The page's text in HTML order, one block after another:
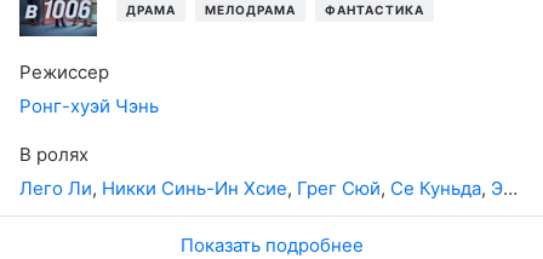
ДРАМА МЕЛОДРАМА ФАНТАСТИКА
Режиссер
Ронг-хуэй Чэнь
В ролях
Лего Ли, Никки Синь-Ин Хсие, Грег Сюй, Се Куньда, Эджи Се
Показать подробнее